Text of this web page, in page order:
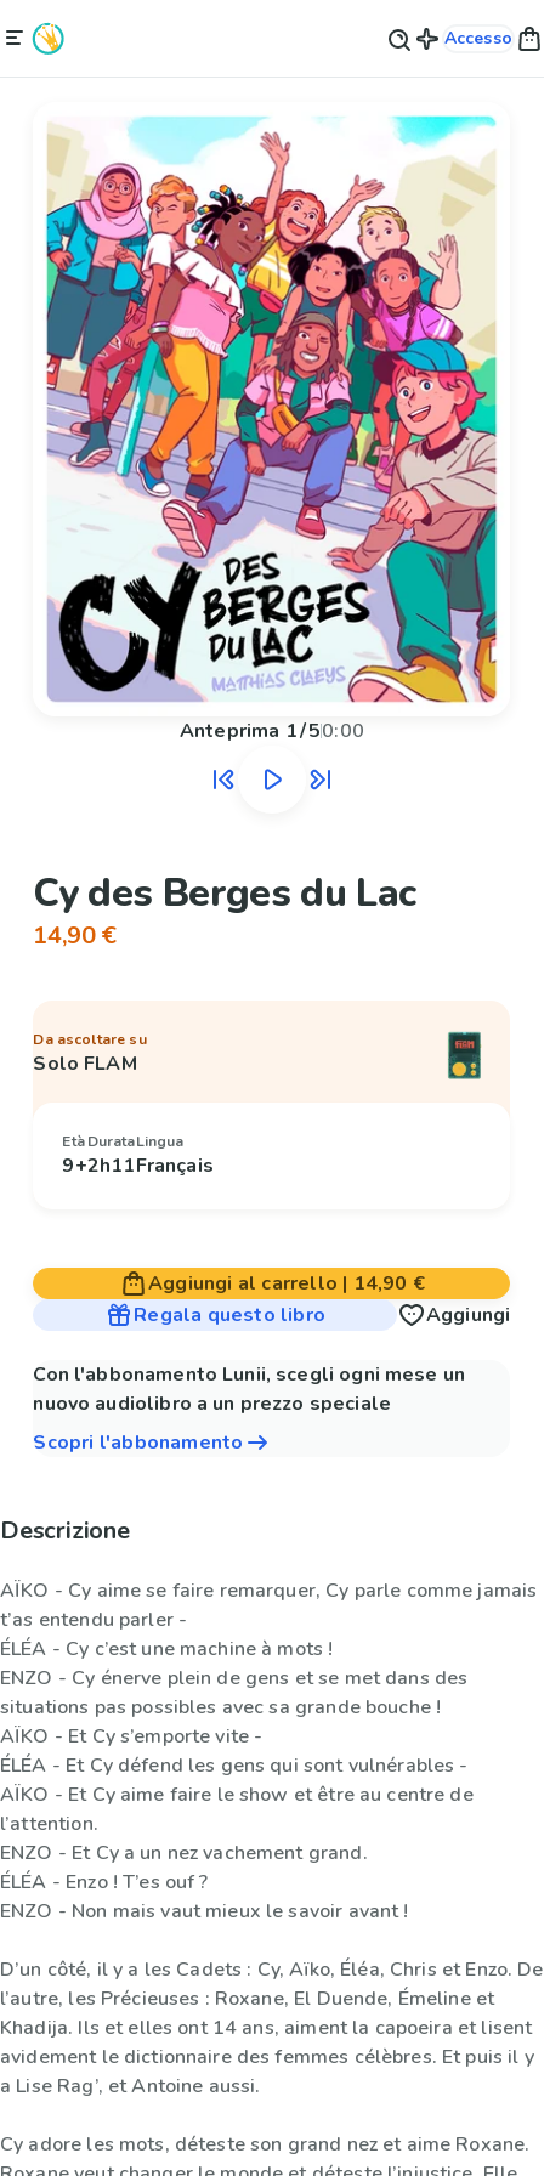
Accesso
Anteprima 1/50:00
Cy des Berges du Lac
14,90 €
Da ascoltare su
Solo FLAM
Età
9+
Durata
2h11
Lingua
Français
Aggiungi al carrello | 14,90 €
Regala questo libro
Aggiungi
Con l'abbonamento Lunii, scegli ogni mese un
nuovo audiolibro a un prezzo speciale
Scopri l'abbonamento
Descrizione
AÏKO - Cy aime se faire remarquer, Cy parle comme jamais
t’as entendu parler -
ÉLÉA - Cy c’est une machine à mots !
ENZO - Cy énerve plein de gens et se met dans des
situations pas possibles avec sa grande bouche !
AÏKO - Et Cy s’emporte vite -
ÉLÉA - Et Cy défend les gens qui sont vulnérables -
AÏKO - Et Cy aime faire le show et être au centre de
l’attention.
ENZO - Et Cy a un nez vachement grand.
ÉLÉA - Enzo ! T’es ouf ?
ENZO - Non mais vaut mieux le savoir avant !
D’un côté, il y a les Cadets : Cy, Aïko, Éléa, Chris et Enzo. De
l’autre, les Précieuses : Roxane, El Duende, Émeline et
Khadija. Ils et elles ont 14 ans, aiment la capoeira et lisent
avidement le dictionnaire des femmes célèbres. Et puis il y
a Lise Rag’, et Antoine aussi.
Cy adore les mots, déteste son grand nez et aime Roxane.